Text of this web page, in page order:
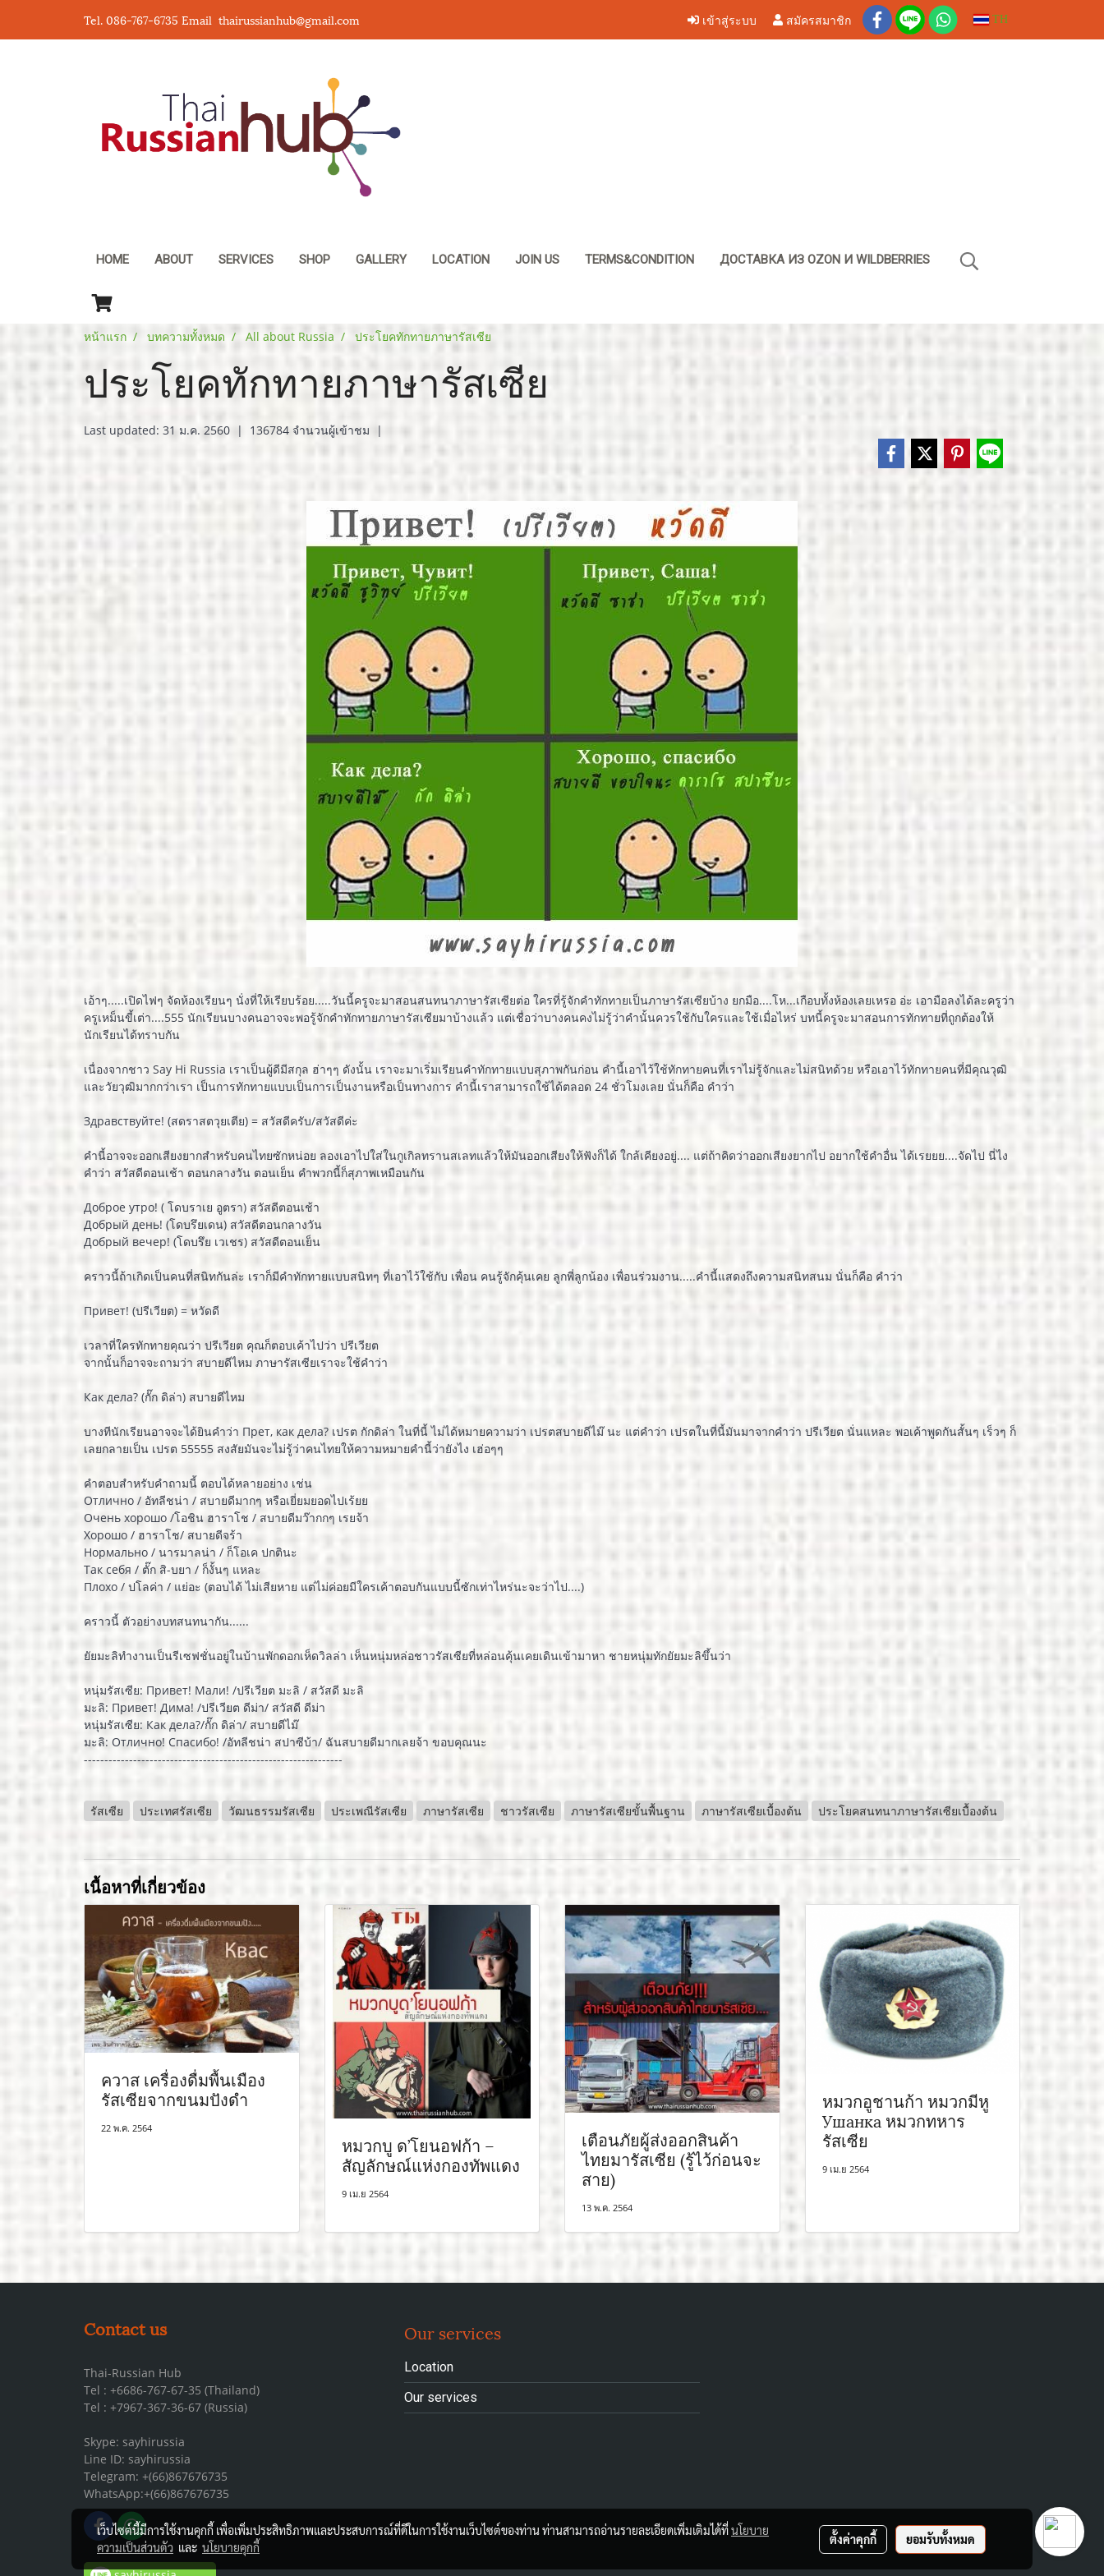
Tel. 086-767-6735 Email thairussianhub@gmail.com เข้าสู่ระบบ สมัครสมาชิก TH
HOME ABOUT SERVICES SHOP GALLERY LOCATION JOIN US TERMS&CONDITION ДОСТАВКА ИЗ OZON И WILDBERRIES
หน้าแรก บทความทั้งหมด All about Russia ประโยคทักทายภาษารัสเซีย
ประโยคทักทายภาษารัสเซีย
Last updated: 31 ม.ค. 2560 | 136784 จำนวนผู้เข้าชม |
เอ้าๆ.....เปิดไฟๆ จัดห้องเรียนๆ นั่งที่ให้เรียบร้อย.....วันนี้ครูจะมาสอนสนทนาภาษารัสเซียต่อ ใครที่รู้จักคำทักทายเป็นภาษารัสเซียบ้าง ยกมือ....โห...เกือบทั้งห้องเลยเหรอ อ่ะ เอามือลงได้ละครูว่า
ครูเหม็นขี้เต่า....555 นักเรียนบางคนอาจจะพอรู้จักคำทักทายภาษารัสเซียมาบ้างแล้ว แต่เชื่อว่าบางคนคงไม่รู้ว่าคำนั้นควรใช้กับใครและใช้เมื่อไหร่ บทนี้ครูจะมาสอนการทักทายที่ถูกต้องให้
นักเรียนได้ทราบกัน
เนื่องจากชาว Say Hi Russia เราเป็นผู้ดีมีสกุล ฮ่าๆๆ ดังนั้น เราจะมาเริ่มเรียนคำทักทายแบบสุภาพกันก่อน คำนี้เอาไว้ใช้ทักทายคนที่เราไม่รู้จักและไม่สนิทด้วย หรือเอาไว้ทักทายคนที่มีคุณวุฒิ
และวัยวุฒิมากกว่าเรา เป็นการทักทายแบบเป็นการเป็นงานหรือเป็นทางการ คำนี้เราสามารถใช้ได้ตลอด 24 ชั่วโมงเลย นั่นก็คือ คำว่า
Здравствуйте! (สดราสตวุยเตีย) = สวัสดีครับ/สวัสดีค่ะ
คำนี้อาจจะออกเสียงยากสำหรับคนไทยซักหน่อย ลองเอาไปใส่ในกูเกิลทรานสเลทแล้วให้มันออกเสียงให้ฟังก็ได้ ใกล้เคียงอยู่.... แต่ถ้าคิดว่าออกเสียงยากไป อยากใช้คำอื่น ได้เรยยย....จัดไป นี่ไง
คำว่า สวัสดีตอนเช้า ตอนกลางวัน ตอนเย็น คำพวกนี้ก็สุภาพเหมือนกัน
Доброе утро! ( โดบราเย อูตรา) สวัสดีตอนเช้า
Добрый день! (โดบรึยเดน) สวัสดีตอนกลางวัน
Добрый вечер! (โดบรึย เวเชร) สวัสดีตอนเย็น
คราวนี้ถ้าเกิดเป็นคนที่สนิทกันล่ะ เราก็มีคำทักทายแบบสนิทๆ ที่เอาไว้ใช้กับ เพื่อน คนรู้จักคุ้นเคย ลูกพี่ลูกน้อง เพื่อนร่วมงาน.....คำนี้แสดงถึงความสนิทสนม นั่นก็คือ คำว่า
Привет! (ปรีเวียต) = หวัดดี
เวลาที่ใครทักทายคุณว่า ปรีเวียต คุณก็ตอบเค้าไปว่า ปรีเวียต
จากนั้นก็อาจจะถามว่า สบายดีไหม ภาษารัสเซียเราจะใช้คำว่า
Как дела? (กั๊ก ดิล่า) สบายดีไหม
บางทีนักเรียนอาจจะได้ยินคำว่า Прет, как дела? เปรต กักดิล่า ในที่นี้ ไม่ได้หมายความว่า เปรตสบายดีไม๊ นะ แต่คำว่า เปรตในที่นี้มันมาจากคำว่า ปรีเวียต นั่นแหละ พอเค้าพูดกันสั้นๆ เร็วๆ ก็
เลยกลายเป็น เปรต 55555 สงสัยมันจะไม่รู้ว่าคนไทยให้ความหมายคำนี้ว่ายังไง เฮ่อๆๆ
คำตอบสำหรับคำถามนี้ ตอบได้หลายอย่าง เช่น
Отлично / อัทลีชน่า / สบายดีมากๆ หรือเยี่ยมยอดไปเร้ยย
Очень хорошо /โอชิน ฮาราโช / สบายดีมว๊ากกๆ เรยจ้า
Хорошо / ฮาราโช/ สบายดีจร้า
Нормально / นารมาลน่า / ก็โอเค ปกตินะ
Так себя / ตั๊ก สิ-บยา / ก็งั้นๆ แหละ
Плохо / ปโลค่า / แย่อะ (ตอบได้ ไม่เสียหาย แต่ไม่ค่อยมีใครเค้าตอบกันแบบนี้ซักเท่าไหร่นะจะว่าไป....)
คราวนี้ ตัวอย่างบทสนทนากัน......
ยัยมะลิทำงานเป็นรีเซฟชั่นอยู่ในบ้านพักดอกเห็ดวิลล่า เห็นหนุ่มหล่อชาวรัสเซียที่หล่อนคุ้นเคยเดินเข้ามาหา ชายหนุ่มทักยัยมะลิขึ้นว่า
หนุ่มรัสเซีย: Привет! Мали! /ปรีเวียต มะลิ / สวัสดี มะลิ
มะลิ: Привет! Дима! /ปรีเวียต ดีม่า/ สวัสดี ดีม่า
หนุ่มรัสเซีย: Как дела?/กั๊ก ดิล่า/ สบายดีไม๊
มะลิ: Отлично! Спасибо! /อัทลีชน่า สปาซีบ้า/ ฉันสบายดีมากเลยจ้า ขอบคุณนะ
---------------------------------------------------------------
รัสเซีย ประเทศรัสเซีย วัฒนธรรมรัสเซีย ประเพณีรัสเซีย ภาษารัสเซีย ชาวรัสเซีย ภาษารัสเซียขั้นพื้นฐาน ภาษารัสเซียเบื้องต้น ประโยคสนทนาภาษารัสเซียเบื้องต้น
เนื้อหาที่เกี่ยวข้อง
ควาส เครื่องดื่มพื้นเมือง
รัสเซียจากขนมปังดำ
22 พ.ค. 2564
หมวกบู ด’โยนอฟก้า –
สัญลักษณ์แห่งกองทัพแดง
9 เม.ย 2564
เตือนภัยผู้ส่งออกสินค้า
ไทยมารัสเซีย (รู้ไว้ก่อนจะ
สาย)
13 พ.ค. 2564
หมวกอูชานก้า หมวกมีหู
Ушанка หมวกทหาร
รัสเซีย
9 เม.ย 2564
Contact us
Thai-Russian Hub
Tel : +6686-767-67-35 (Thailand)
Tel : +7967-367-36-67 (Russia)
Skype: sayhirussia
Line ID: sayhirussia
Telegram: +(66)867676735
WhatsApp:+(66)867676735
Our services
Location
Our services
เว็บไซต์นี้มีการใช้งานคุกกี้ เพื่อเพิ่มประสิทธิภาพและประสบการณ์ที่ดีในการใช้งานเว็บไซต์ของท่าน ท่านสามารถอ่านรายละเอียดเพิ่มเติมได้ที่นโยบาย
ความเป็นส่วนตัว และ นโยบายคุกกี้
ตั้งค่าคุกกี้ ยอมรับทั้งหมด